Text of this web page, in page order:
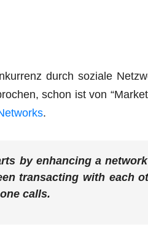
durch sozia­le
schon ist von
.
by enhan­cing a
tran­sac­ting with each
calls.